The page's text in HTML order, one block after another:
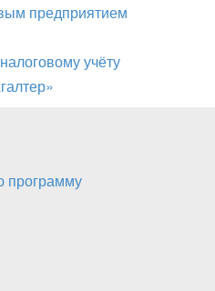
предприятием
учёту
программу